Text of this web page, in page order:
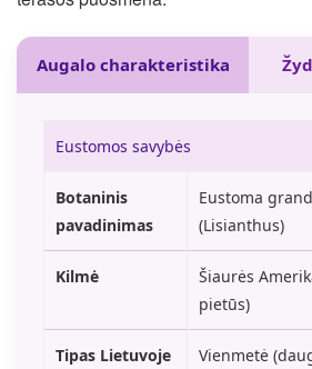
Augalo charakteristika
Eustomos savybės
Botaninis
pavadinimas
Eustoma
(Lisianthus)
Kilmė
Šiaurės
pietūs)
Tipas Lietuvoje
Vienmetė